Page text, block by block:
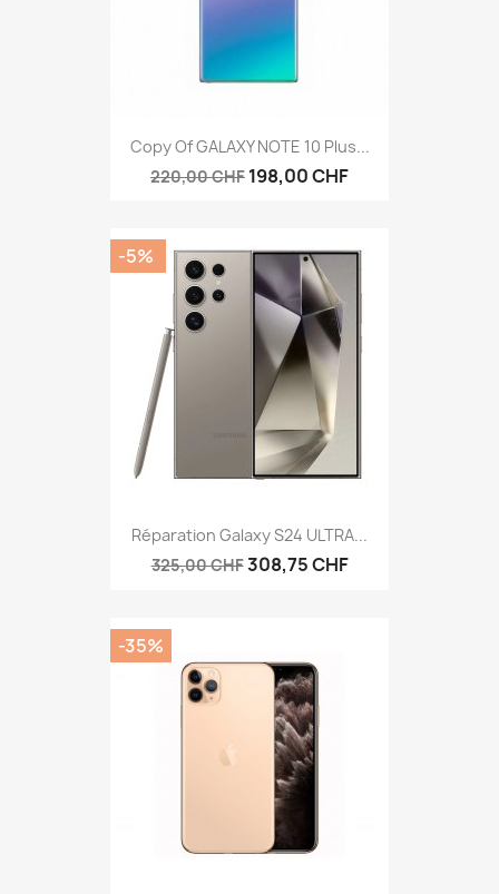
Copy Of GALAXY NOTE 10 Plus...
220,00 CHF 198,00 CHF
Réparation Galaxy S24 ULTRA...
325,00 CHF308,75 CHF
-5%
-35%